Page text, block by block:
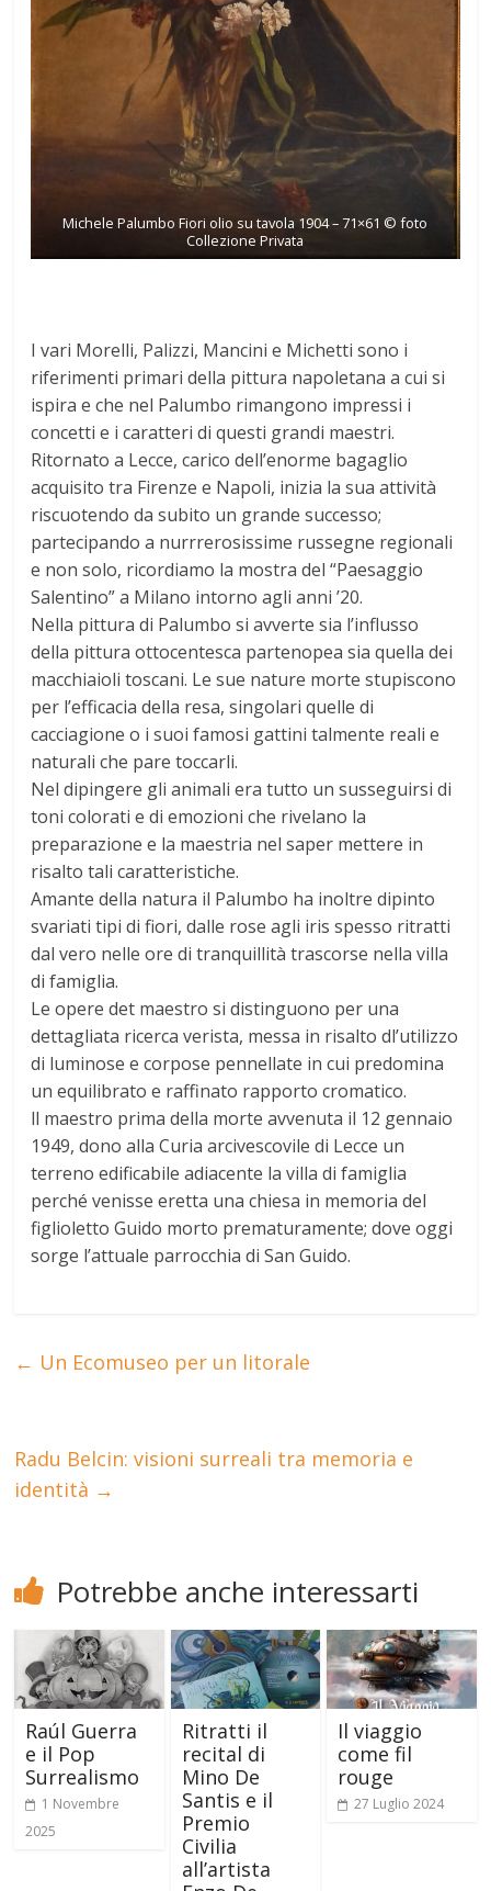
Michele Palumbo Fiori olio su tavola 1904 – 71×61 © foto
Collezione Privata
I vari Morelli, Palizzi, Mancini e Michetti sono i
riferimenti primari della pittura napoletana a cui si
ispira e che nel Palumbo rimangono impressi i
concetti e i caratteri di questi grandi maestri.
Ritornato a Lecce, carico dell’enorme bagaglio
acquisito tra Firenze e Napoli, inizia la sua attività
riscuotendo da subito un grande successo;
partecipando a nurrrerosissime russegne regionali
e non solo, ricordiamo la mostra del “Paesaggio
Salentino” a Milano intorno agli anni ’20.
Nella pittura di Palumbo si avverte sia l’influsso
della pittura ottocentesca partenopea sia quella dei
macchiaioli toscani. Le sue nature morte stupiscono
per l’efficacia della resa, singolari quelle di
cacciagione o i suoi famosi gattini talmente reali e
naturali che pare toccarli.
Nel dipingere gli animali era tutto un susseguirsi di
toni colorati e di emozioni che rivelano la
preparazione e la maestria nel saper mettere in
risalto tali caratteristiche.
Amante della natura il Palumbo ha inoltre dipinto
svariati tipi di fiori, dalle rose agli iris spesso ritratti
dal vero nelle ore di tranquillità trascorse nella villa
di famiglia.
Le opere det maestro si distinguono per una
dettagliata ricerca verista, messa in risalto dl’utilizzo
di luminose e corpose pennellate in cui predomina
un equilibrato e raffinato rapporto cromatico.
ll maestro prima della morte avvenuta il 12 gennaio
1949, dono alla Curia arcivescovile di Lecce un
terreno edificabile adiacente la villa di famiglia
perché venisse eretta una chiesa in memoria del
figlioletto Guido morto prematuramente; dove oggi
sorge l’attuale parrocchia di San Guido.
← Un Ecomuseo per un litorale
Radu Belcin: visioni surreali tra memoria e
identità →
Potrebbe anche interessarti
Raúl Guerra
e il Pop
Surrealismo
1 Novembre
2025
Ritratti il
recital di
Mino De
Santis e il
Premio
Civilia
all’artista
Il viaggio
come fil
rouge
27 Luglio 2024